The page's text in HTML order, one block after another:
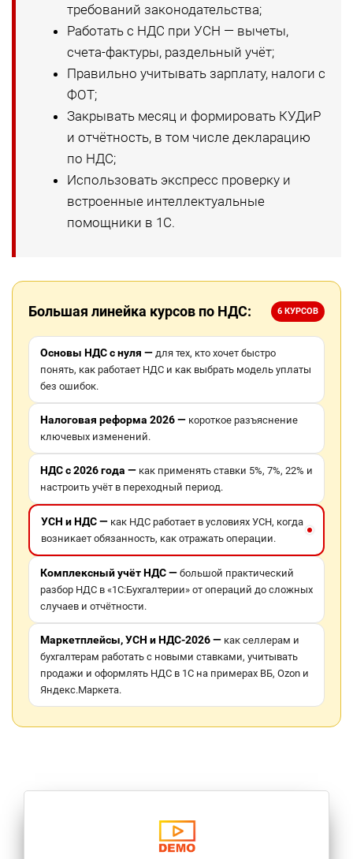
требований законодательства;
Работать с НДС при УСН — вычеты,
счета-фактуры, раздельный учёт;
Правильно учитывать зарплату, налоги с
ФОТ;
Закрывать месяц и формировать КУДиР
и отчётность, в том числе декларацию
по НДС;
Использовать экспресс проверку и
встроенные интеллектуальные
помощники в 1С.
Большая линейка курсов по НДС: 6 КУРСОВ
Основы НДС с нуля — для тех, кто хочет быстро
понять, как работает НДС и как выбрать модель уплаты
без ошибок.
Налоговая реформа 2026 — короткое разъяснение
ключевых изменений.
НДС с 2026 года — как применять ставки 5%, 7%, 22% и
настроить учёт в переходный период.
УСН и НДС — как НДС работает в условиях УСН, когда
возникает обязанность, как отражать операции.
Комплексный учёт НДС — большой практический
разбор НДС в «1С:Бухгалтерии» от операций до сложных
случаев и отчётности.
Маркетплейсы, УСН и НДС-2026 — как селлерам и
бухгалтерам работать с новыми ставками, учитывать
продажи и оформлять НДС в 1С на примерах ВБ, Ozon и
Яндекс.Маркета.